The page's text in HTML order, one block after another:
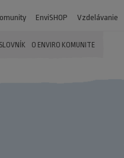
EnviSHOP Vzdelávanie
SLOVNÍK O ENVIRO KOMUNITE